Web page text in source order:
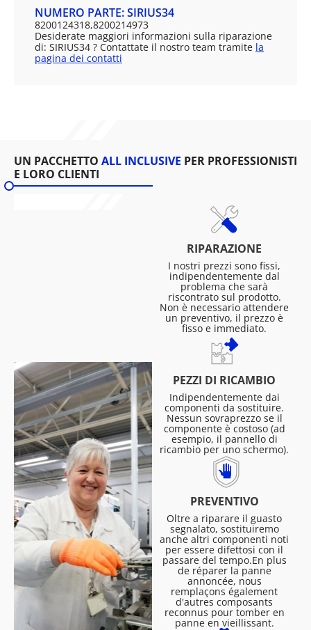
NUMERO PARTE: SIRIUS34
8200124318,8200214973
Desiderate maggiori informazioni sulla riparazione
di: SIRIUS34 ? Contattate il nostro team tramite la
pagina dei contatti
UN PACCHETTO ALL INCLUSIVE PER PROFESSIONISTI
E LORO CLIENTI
RIPARAZIONE
I nostri prezzi sono fissi,
indipendentemente dal
problema che sarà
riscontrato sul prodotto.
Non è necessario attendere
un preventivo, il prezzo è
fisso e immediato.
PEZZI DI RICAMBIO
Indipendentemente dai
componenti da sostituire.
Nessun sovraprezzo se il
componente è costoso (ad
esempio, il pannello di
ricambio per uno schermo).
PREVENTIVO
Oltre a riparare il guasto
segnalato, sostituiremo
anche altri componenti noti
per essere difettosi con il
passare del tempo.En plus
de réparer la panne
annoncée, nous
remplaçons également
d'autres composants
reconnus pour tomber en
panne en vieillissant.